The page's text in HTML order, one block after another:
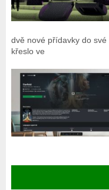
dvě nové přídavky do
křeslo ve